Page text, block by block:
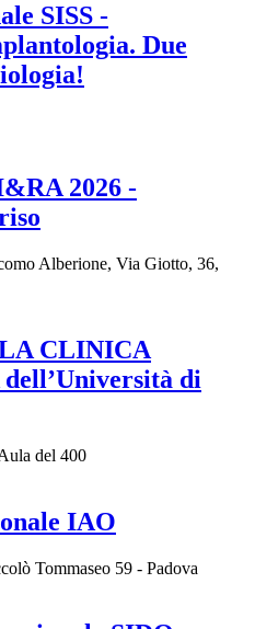
SISS -
Due
2026 -
Alberione, Via Giotto, 36,
CLINICA
di
del 400
IAO
Tommaseo 59 - Padova